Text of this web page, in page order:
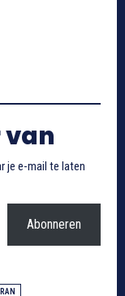
van
je e-mail te laten
Abonneren
IRAN